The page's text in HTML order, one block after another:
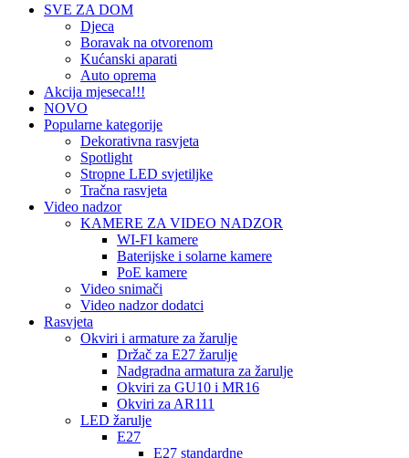
SVE ZA DOM
Djeca
Boravak na otvorenom
Kućanski aparati
Auto oprema
Akcija mjeseca!!!
NOVO
Popularne kategorije
Dekorativna rasvjeta
Spotlight
Stropne LED svjetiljke
Tračna rasvjeta
Video nadzor
KAMERE ZA VIDEO NADZOR
WI-FI kamere
Baterijske i solarne kamere
PoE kamere
Video snimači
Video nadzor dodatci
Rasvjeta
Okviri i armature za žarulje
Držač za E27 žarulje
Nadgradna armatura za žarulje
Okviri za GU10 i MR16
Okviri za AR111
LED žarulje
E27
E27 standardne